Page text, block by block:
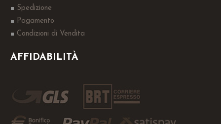
Spedizione
Pagamento
Condizioni di Vendita
AFFIDABILITÀ